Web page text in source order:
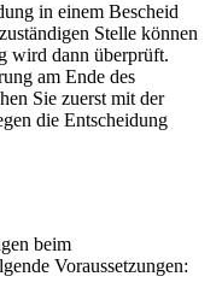
in einem Bescheid
Stelle können
wird dann überprüft.
am Ende des
Sie zuerst mit der
die Entscheidung
beim
Voraussetzungen: